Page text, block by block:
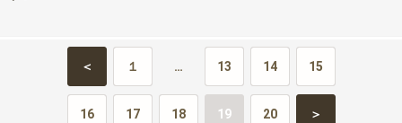
＜ １ … 13 14 15
16 17 18 19 20 ＞